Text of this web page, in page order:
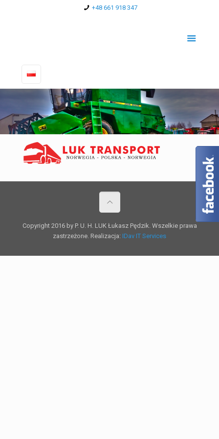
+48 661 918 347
Copyright 2016 by P. U. H. LUK Łukasz Pędzik. Wszelkie prawa
zastrzeżone. Realizacja: IDav IT Services